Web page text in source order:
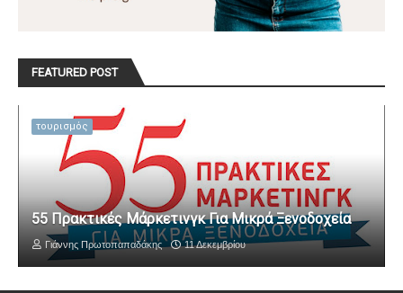
FEATURED POST
τουρισμός
55 Πρακτικές Μάρκετινγκ Για Μικρά Ξενοδοχεία
Γιάννης Πρωτοπαπαδάκης 11 Δεκεμβρίου